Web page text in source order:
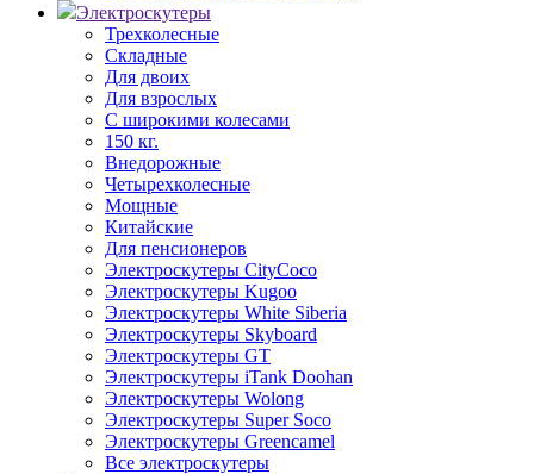
Электроскутеры
Трехколесные
Складные
Для двоих
Для взрослых
С широкими колесами
150 кг.
Внедорожные
Четырехколесные
Мощные
Китайские
Для пенсионеров
Электроскутеры CityCoco
Электроскутеры Kugoo
Электроскутеры White Siberia
Электроскутеры Skyboard
Электроскутеры GT
Электроскутеры iTank Doohan
Электроскутеры Wolong
Электроскутеры Super Soco
Электроскутеры Greencamel
Все электроскутеры